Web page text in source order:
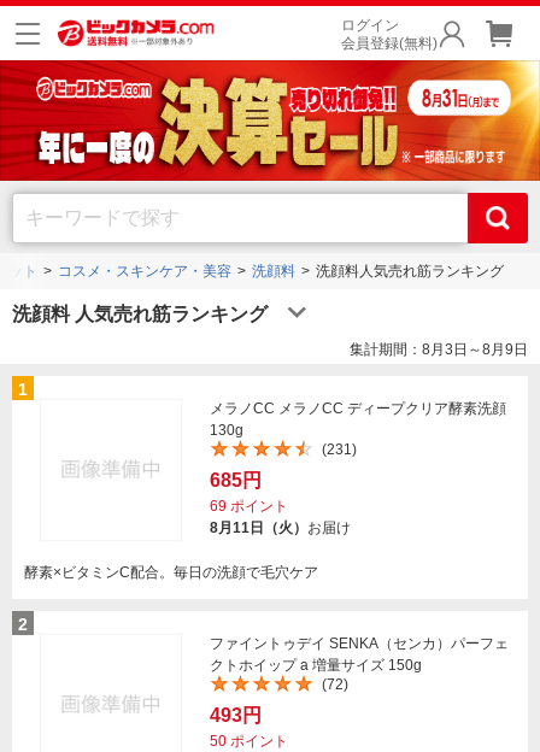
ログイン
会員登録(無料)
ット コスメ・スキンケア・美容 洗顔料 洗顔料人気売れ筋ランキング
洗顔料 人気売れ筋ランキング
集計期間：8月3日～8月9日
1
メラノCC メラノCC ディープクリア酵素洗顔
130g
(231)
685円
69 ポイント
8月11日（火） お届け
酵素×ビタミンC配合。毎日の洗顔で毛穴ケア
2
ファイントゥデイ SENKA（センカ）パーフェ
クトホイップ a 増量サイズ 150g
(72)
493円
50 ポイント